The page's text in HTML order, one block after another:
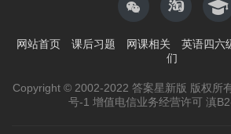
网站首页 课后习题 网课相关 英语四六
们
Copyright © 2002-2022 答案星新版 版权所
号-1 增值电信业务经营许可 滇